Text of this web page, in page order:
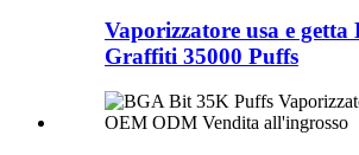
Vaporizzatore usa e getta
Graffiti 35000 Puffs